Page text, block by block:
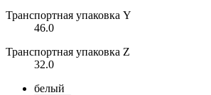
Транспортная упаковка Y
46.0
Транспортная упаковка Z
32.0
белый